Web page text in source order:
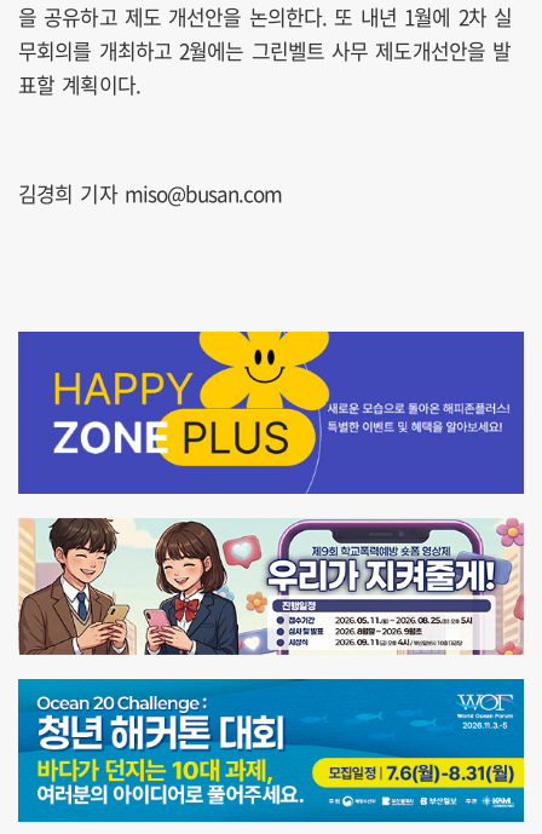
을 공유하고 제도 개선안을 논의한다. 또 내년 1월에 2차 실
무회의를 개최하고 2월에는 그린벨트 사무 제도개선안을 발
표할 계획이다.
김경희 기자 miso@busan.com